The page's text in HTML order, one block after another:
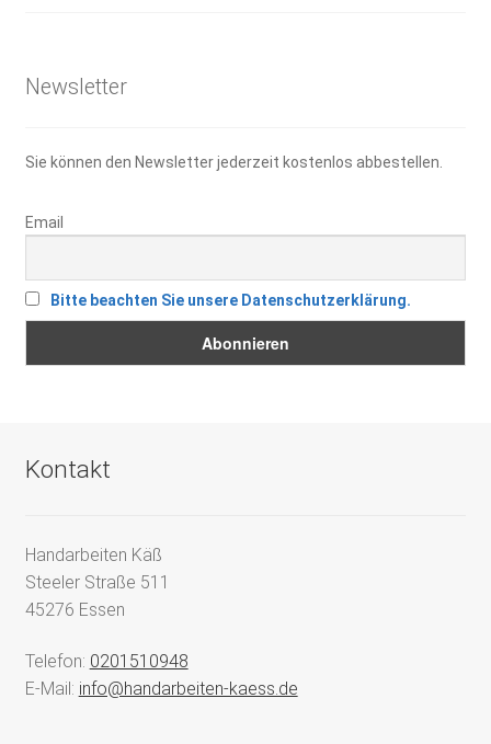
Newsletter
Sie können den Newsletter jederzeit kostenlos abbestellen.
Email
Bitte beachten Sie unsere Datenschutzerklärung.
Kontakt
Handarbeiten Käß
Steeler Straße 511
45276 Essen
Telefon: 0201510948
E-Mail: info@handarbeiten-kaess.de